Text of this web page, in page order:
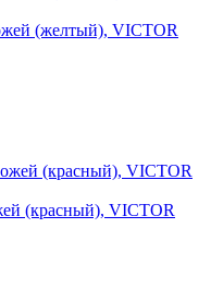
(желтый), VICTOR
(красный), VICTOR